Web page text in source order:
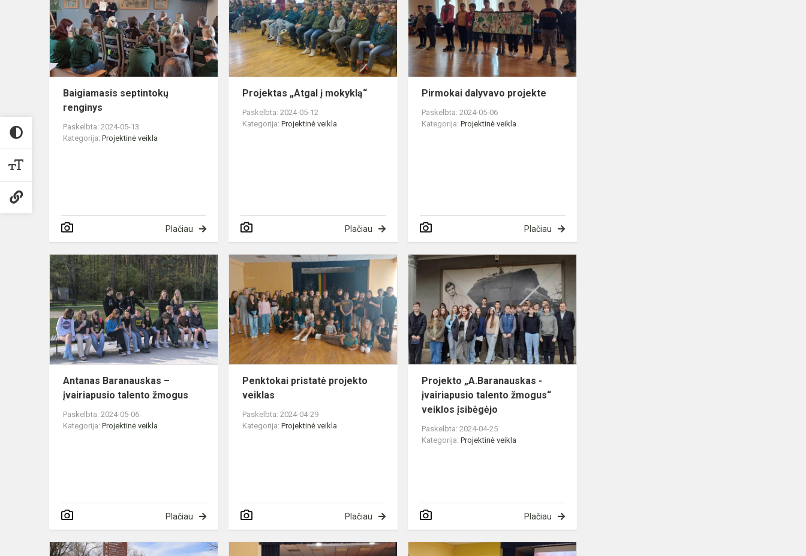
Baigiamasis septintokų
renginys
Paskelbta: 2024-05-13
Kategorija: Projektinė veikla
Plačiau
mokyklą“
Projektas „Atgal į mokyklą“
Paskelbta: 2024-05-12
Kategorija:Projektinė veikla
Plačiau
Pirmokai dalyvavo projekte
Paskelbta: 2024-05-06
Kategorija:Projektinė veikla
Plačiau
Antanas
Baranauskas
įvairiapusio
talento
žmogus
Antanas Baranauskas –
įvairiapusio talento žmogus
Paskelbta: 2024-05-06
Kategorija: Projektinė veikla
Plačiau
Penktokai
pristatė
projekto
veiklas
Penktokai pristatė projekto
veiklas
Paskelbta: 2024-04-29
Kategorija:Projektinė veikla
Plačiau
vei...
Projekto „A.Baranauskas -
įvairiapusio talento žmogus“
veiklos įsibėgėjo
Paskelbta: 2024-04-25
Kategorija:Projektinė veikla
Plačiau
Vykdamos
Ketvirtokai
Projektas